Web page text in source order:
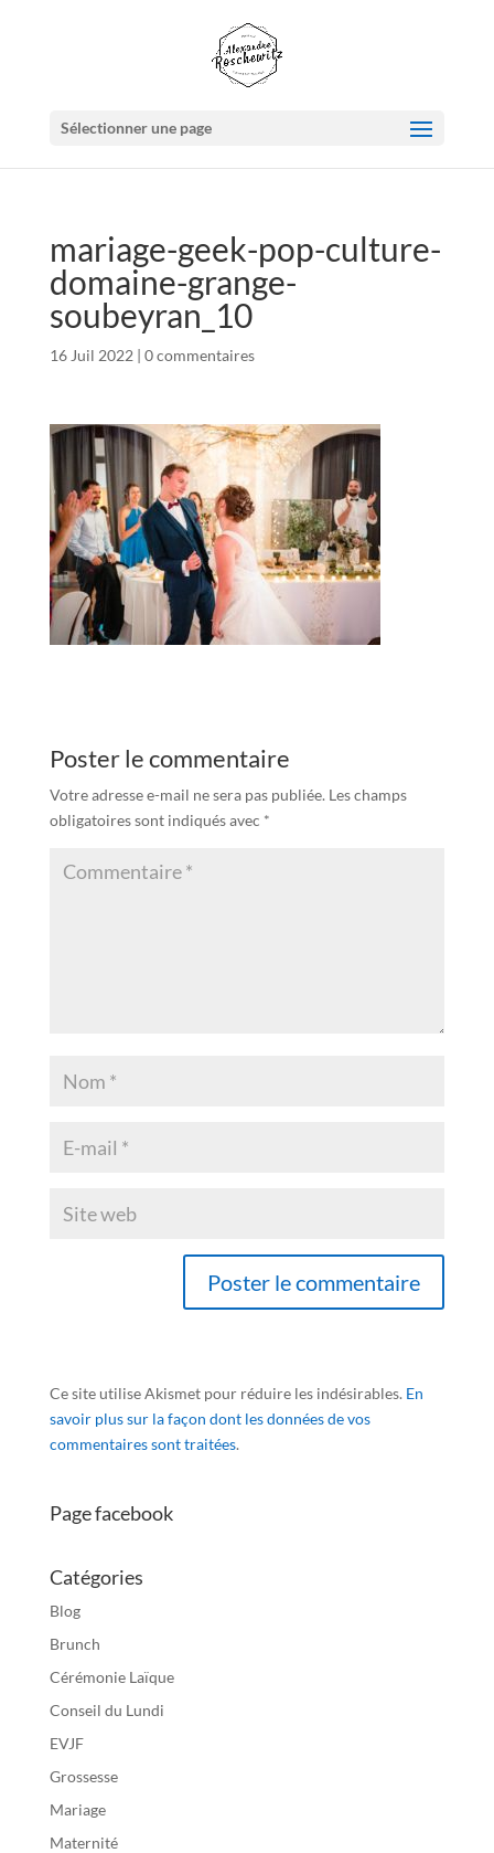
Sélectionner une page
mariage-geek-pop-culture-
domaine-grange-
soubeyran_10
16 Juil 2022 | 0 commentaires
Poster le commentaire
Votre adresse e-mail ne sera pas publiée. Les champs
obligatoires sont indiqués avec *
Ce site utilise Akismet pour réduire les indésirables. En
savoir plus sur la façon dont les données de vos
commentaires sont traitées.
Page facebook
Catégories
Blog
Brunch
Cérémonie Laïque
Conseil du Lundi
EVJF
Grossesse
Mariage
Maternité